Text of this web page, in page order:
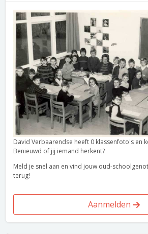
David Verbaarendse heeft 0 klassenfoto's en
Benieuwd of jij iemand herkent?
Meld je snel aan en vind jouw oud-
terug!
Aanmelden